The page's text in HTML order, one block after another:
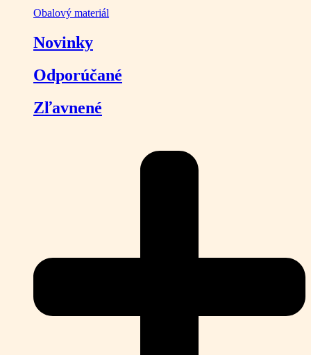
Obalový materiál
Novinky
Odporúčané
Zľavnené